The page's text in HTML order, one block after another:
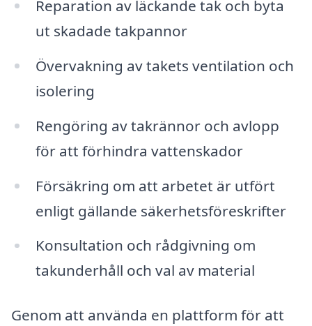
Reparation av läckande tak och byta
ut skadade takpannor
Övervakning av takets ventilation och
isolering
Rengöring av takrännor och avlopp
för att förhindra vattenskador
Försäkring om att arbetet är utfört
enligt gällande säkerhetsföreskrifter
Konsultation och rådgivning om
takunderhåll och val av material
Genom att använda en plattform för att